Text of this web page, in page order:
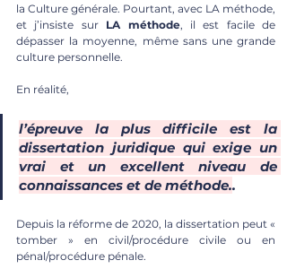
la Culture générale. Pourtant, avec LA méthode,
et j’insiste sur LA méthode, il est facile de
dépasser la moyenne, même sans une grande
culture personnelle.
En réalité,
l’épreuve la plus difficile est la
dissertation juridique qui exige un
vrai et un excellent niveau de
connaissances et de méthode..
Depuis la réforme de 2020, la dissertation peut «
tomber » en civil/procédure civile ou en
pénal/procédure pénale.